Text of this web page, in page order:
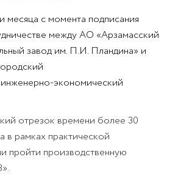
месяца с момента подписания
между АО «Арзамасский
завод им. П.И. Пландина» и
инженерно-экономический
отрезок времени более 30
в рамках практической
пройти производственную